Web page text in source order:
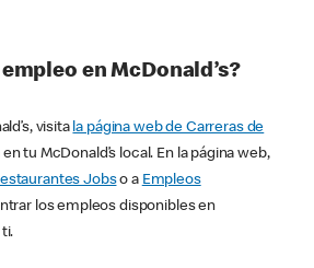
en McDonald’s?
visita la página web de Carreras de
tu McDonald’s local. En la página web,
Jobso a Empleos
los empleos disponibles en